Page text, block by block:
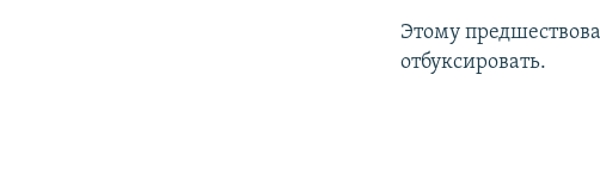
Этому
отбуксировать.